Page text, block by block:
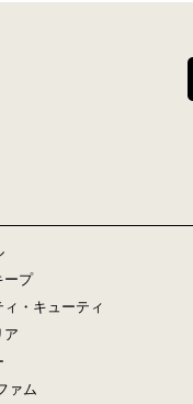
ープ
ィ・キューティ
ア
ァム